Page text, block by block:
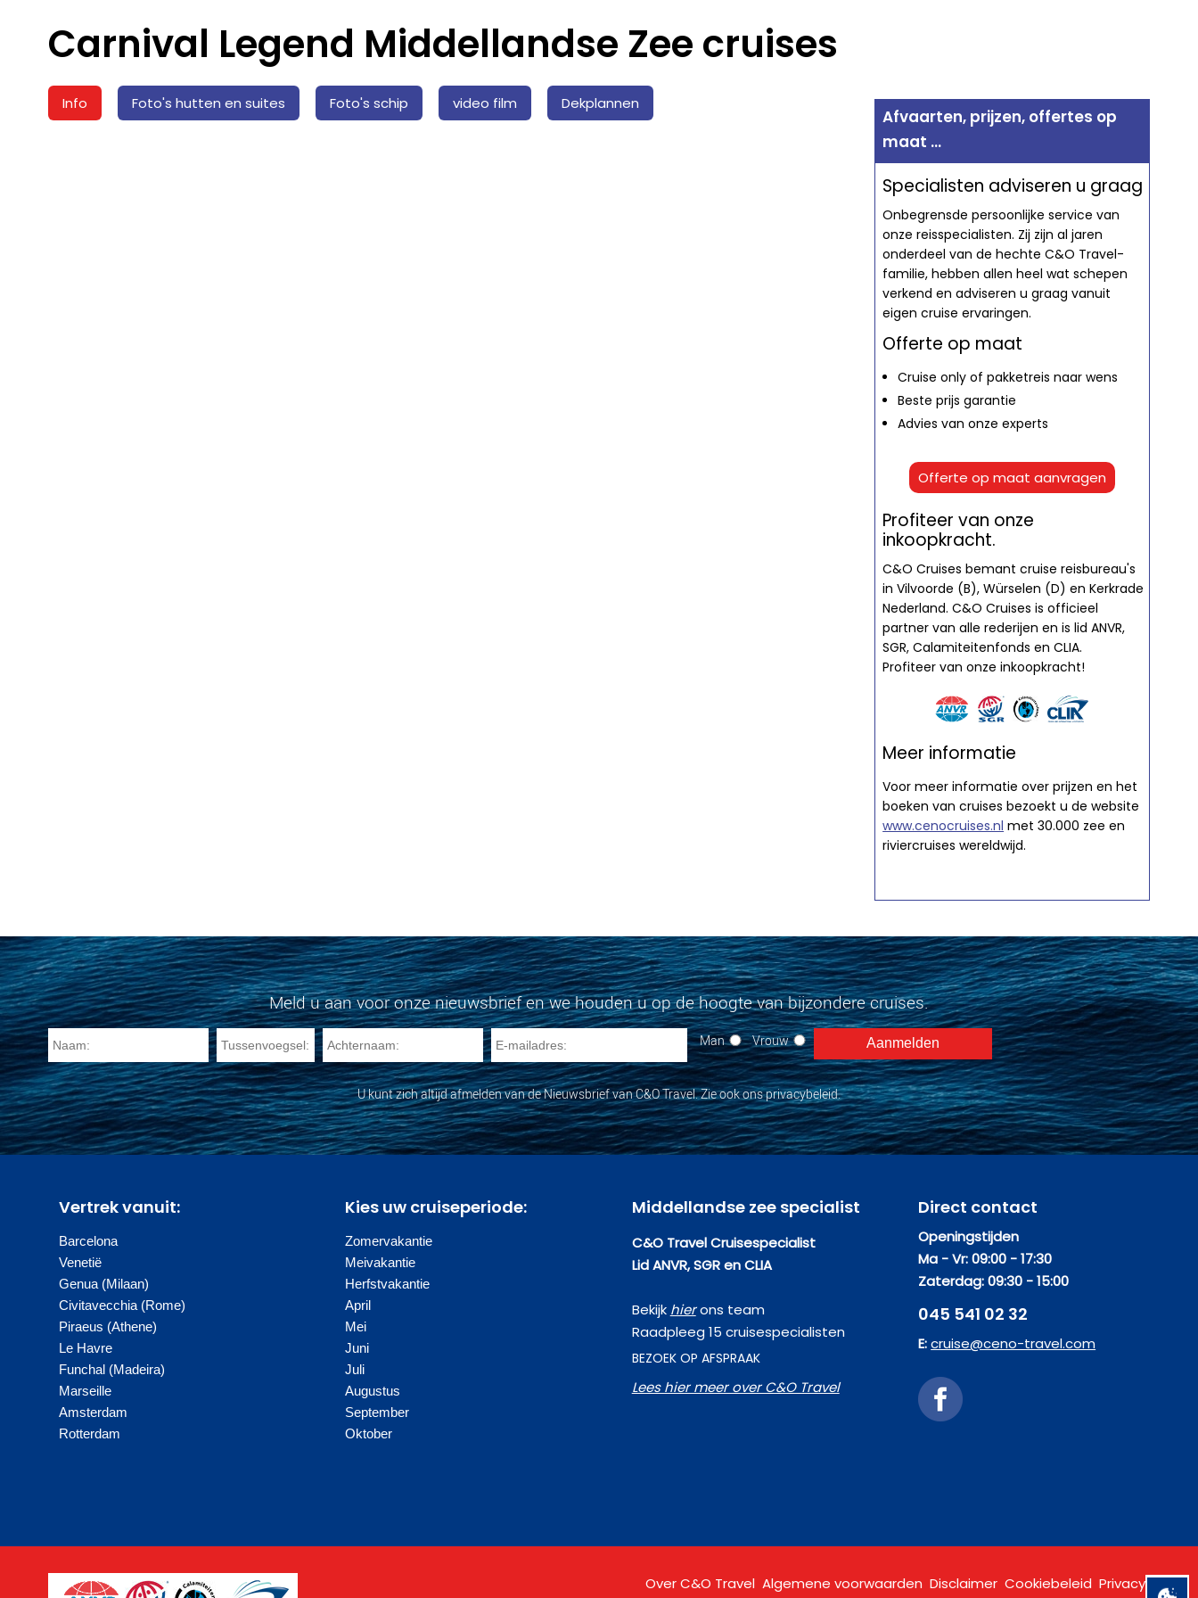
Carnival Legend Middellandse Zee cruises
Info Foto's hutten en suites Foto's schip video film Dekplannen
Afvaarten, prijzen, offertes op
maat ...
Specialisten adviseren u graag
Onbegrensde persoonlijke service van
onze reisspecialisten. Zij zijn al jaren
onderdeel van de hechte C&O Travel-
familie, hebben allen heel wat schepen
verkend en adviseren u graag vanuit
eigen cruise ervaringen.
Offerte op maat
Cruise only of pakketreis naar wens
Beste prijs garantie
Advies van onze experts
Offerte op maat aanvragen
Profiteer van onze
inkoopkracht.
C&O Cruises bemant cruise reisbureau's
in Vilvoorde (B), Würselen (D) en Kerkrade
Nederland. C&O Cruises is officieel
partner van alle rederijen en is lid ANVR,
SGR, Calamiteitenfonds en CLIA.
Profiteer van onze inkoopkracht!
Meer informatie
Voor meer informatie over prijzen en het
boeken van cruises bezoekt u de website
www.cenocruises.nl met 30.000 zee en
riviercruises wereldwijd.
Meld u aan voor onze nieuwsbrief en we houden u op de hoogte van bijzondere cruises.
Man Vrouw
U kunt zich altijd afmelden van de Nieuwsbrief van C&O Travel. Zie ook ons privacybeleid.
Vertrek vanuit:
Barcelona
Venetië
Genua (Milaan)
Civitavecchia (Rome)
Piraeus (Athene)
Le Havre
Funchal (Madeira)
Marseille
Amsterdam
Rotterdam
Kies uw cruiseperiode:
Zomervakantie
Meivakantie
Herfstvakantie
April
Mei
Juni
Juli
Augustus
September
Oktober
Middellandse zee specialist
C&O Travel Cruisespecialist
Lid ANVR, SGR en CLIA
Bekijk hierons team
Raadpleeg 15 cruisespecialisten
BEZOEK OP AFSPRAAK
Lees hier meer over C&O Travel
Direct contact
Openingstijden
Ma - Vr: 09:00 - 17:30
Zaterdag: 09:30 - 15:00
045 541 02 32
E:cruise@ceno-travel.com
Over C&O Travel Algemene voorwaarden Disclaimer Cookiebeleid Privacy